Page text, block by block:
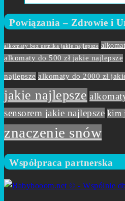
Powiązania – Zdrowie i
alkomaty bez ustnika jakie najlepsze
alkomaty do 500 zł jakie najlepsze
najlepsze alkomaty do 2000 zł
jakie najlepsze
sensorem jakie najlepsze kim
znaczenie snów
Współpraca partnerska